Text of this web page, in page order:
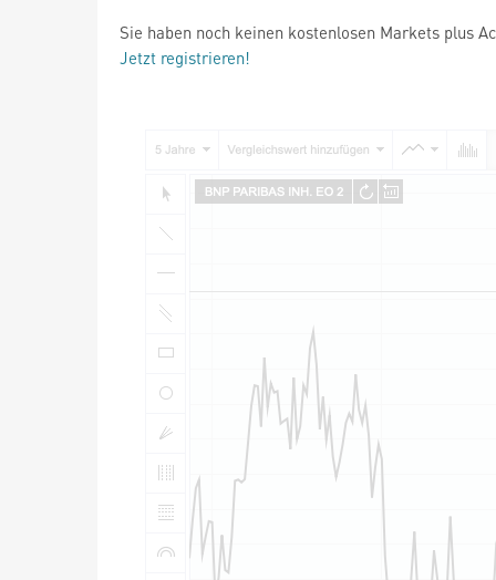
Sie haben noch keinen kostenlosen Markets plus
Jetzt registrieren!